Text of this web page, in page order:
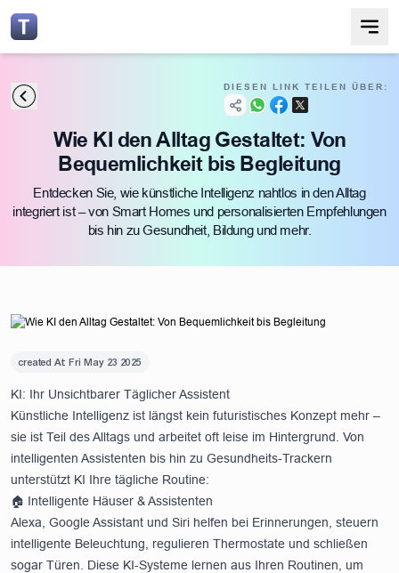
DIESEN LINK TEILEN ÜBER:
Wie KI den Alltag Gestaltet: Von
Bequemlichkeit bis Begleitung
Entdecken Sie, wie künstliche Intelligenz nahtlos in den Alltag
integriert ist – von Smart Homes und personalisierten Empfehlungen
bis hin zu Gesundheit, Bildung und mehr.
created At:Fri May 23 2025
KI: Ihr Unsichtbarer Täglicher Assistent
Künstliche Intelligenz ist längst kein futuristisches Konzept mehr –
sie ist Teil des Alltags und arbeitet oft leise im Hintergrund. Von
intelligenten Assistenten bis hin zu Gesundheits-Trackern
unterstützt KI Ihre tägliche Routine:
🏠 Intelligente Häuser & Assistenten
Alexa, Google Assistant und Siri helfen bei Erinnerungen, steuern
intelligente Beleuchtung, regulieren Thermostate und schließen
sogar Türen. Diese KI-Systeme lernen aus Ihren Routinen, um